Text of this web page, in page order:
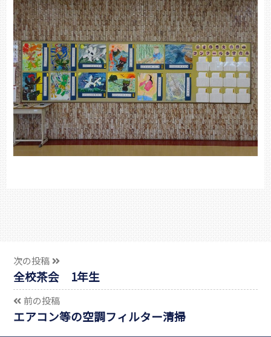
次の投稿
全校茶会 1年生
前の投稿
エアコン等の空調フィルター清掃